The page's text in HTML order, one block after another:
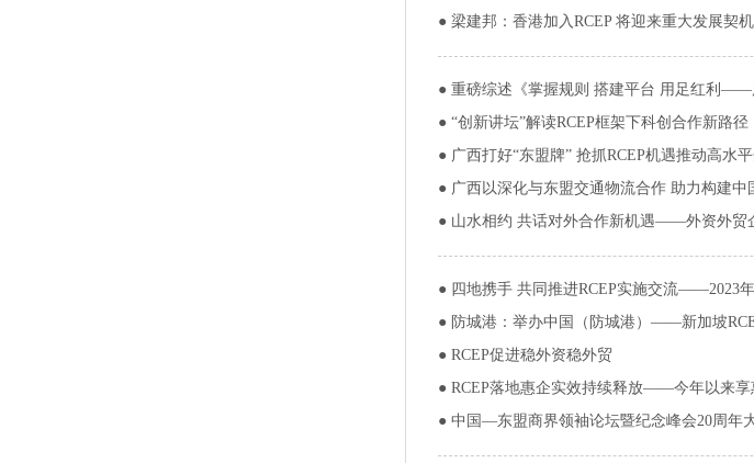
● 梁建邦：香港加入RCEP 将迎来重大发展契机
● 重磅综述《掌握规则 搭建平台 用足红利——
● “创新讲坛”解读RCEP框架下科创合作新路径
● 广西打好“东盟牌” 抢抓RCEP机遇推动高水
● 广西以深化与东盟交通物流合作 助力构建
● 山水相约 共话对外合作新机遇——外资外贸
● 四地携手 共同推进RCEP实施交流——2023
● 防城港：举办中国（防城港）——新加坡
● RCEP促进稳外资稳外贸
● RCEP落地惠企实效持续释放——今年以来享
● 中国—东盟商界领袖论坛暨纪念峰会20周年